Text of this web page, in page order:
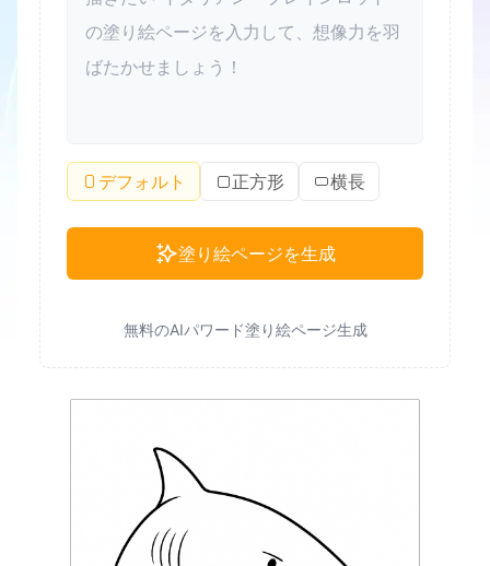
デフォルト 正方形 横長
塗り絵ページを生成
無料のAIパワード塗り絵ページ生成